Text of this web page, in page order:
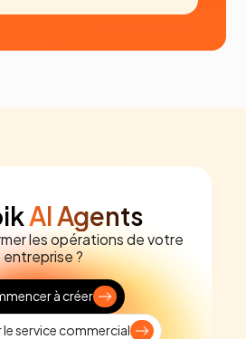
AI Agents
les opérations de votre
entreprise ?
à créer
service commercial